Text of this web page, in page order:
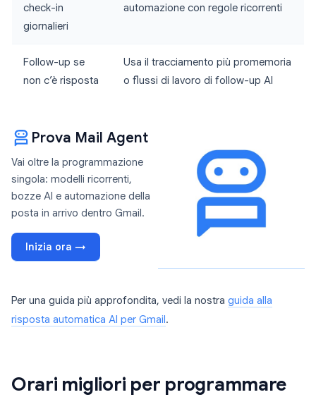
check-in
giornalieri
automazione con regole ricorrenti
Follow-up se
non c’è risposta
Usa il tracciamento più promemoria
o flussi di lavoro di follow-up AI
Prova Mail Agent
Vai oltre la programmazione
singola: modelli ricorrenti,
bozze AI e automazione della
posta in arrivo dentro Gmail.
Inizia ora →
Per una guida più approfondita, vedi la nostra guida alla
risposta automatica AI per Gmail .
Orari migliori per programmare